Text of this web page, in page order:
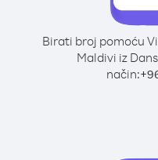
Birati broj pomoću
Maldivi iz
način:+